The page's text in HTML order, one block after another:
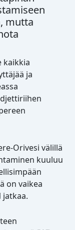
mutta
kaikkia
ja
Orivesi välillä
kuuluu
on vaikea
jatkaa.